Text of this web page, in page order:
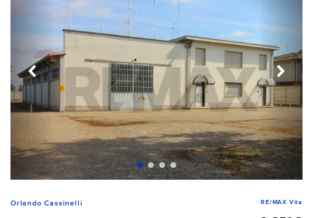
Orlando Cassinelli RE/MAX Vita